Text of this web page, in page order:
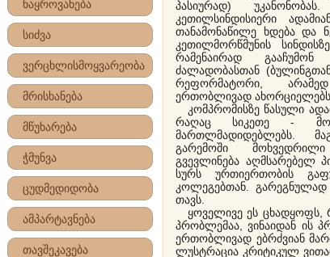
ნაყროვანება
სიძვა
ვერცხლისმოყვარეობა
მრისხანება
მწუხარება
ჭმუნვა
ცუდმედიდობა
ამპარტავნება
თავშეკავება
პასიურად)
კეთილსინდისიერი
თანამონაწილე ხდება და
კეთილმორწმუნის
რამენაირად გააჩუმონ
ძალადობასთან
რეფორმატორი,
ერთობლივად ახორციელებს.
კომპრომისზე წასული
რაღაც სიკეთე -
მართლმადიდებლებს.
გარემოში
გვევლინება აღმსარებელ
სურს ურთიერთობის
კოლეგებთან. გარეგნულად
თავს.
ყოველივე ეს ცხადყოფს,
პრობლემაა, ვინაიდან ის
ერთობლივად ებრძვიან
ლუსტრაცია კრიტიკულ